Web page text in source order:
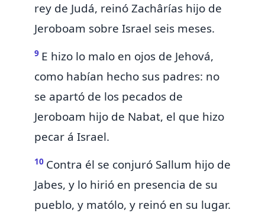
rey de Judá, reinó Zachârías hijo de
Jeroboam sobre Israel seis meses.
9 E hizo lo malo en ojos de Jehová,
como habían hecho sus padres: no
se apartó de los pecados de
Jeroboam hijo de Nabat, el que hizo
pecar á Israel.
10 Contra él se conjuró Sallum hijo de
Jabes, y lo hirió en presencia de su
pueblo, y matólo, y reinó en su lugar.